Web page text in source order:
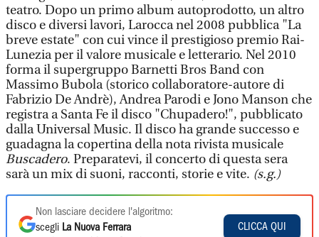
teatro. Dopo un primo album autoprodotto, un altro
disco e diversi lavori, Larocca nel 2008 pubblica "La
breve estate" con cui vince il prestigioso premio Rai-
Lunezia per il valore musicale e letterario. Nel 2010
forma il supergruppo Barnetti Bros Band con
Massimo Bubola (storico collaboratore-autore di
Fabrizio De Andrè), Andrea Parodi e Jono Manson che
registra a Santa Fe il disco "Chupadero!", pubblicato
dalla Universal Music. Il disco ha grande successo e
guadagna la copertina della nota rivista musicale
Buscadero. Preparatevi, il concerto di questa sera
sarà un mix di suoni, racconti, storie e vite. (s.g.)
Non lasciare decidere l'algoritmo:
scegli La Nuova Ferrara
CLICCA QUI